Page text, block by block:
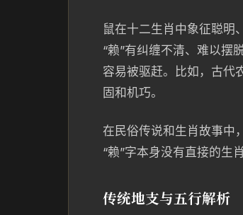
鼠在十二生肖中象征聪明
“赖”有纠缠不清、难以摆
容易被驱赶。比如，古代
固和机巧。
在民俗传说和生肖故事中
“赖”字本身没有直接的生
传统地支与五行解析